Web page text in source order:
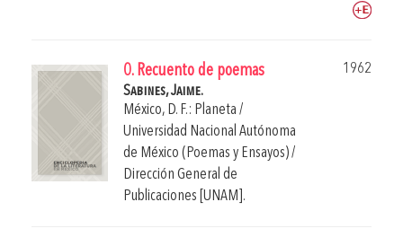
0. Recuento de poemas
1962
Sabines, Jaime.
México, D. F.: Planeta /
Universidad Nacional Autónoma
de México (Poemas y Ensayos) /
Dirección General de
Publicaciones [UNAM].